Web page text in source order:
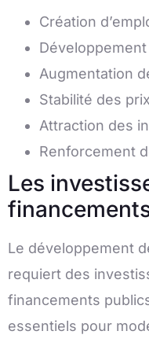
Création
Augmentation
Stabilité des
Attraction des
Renforcement
Les
Le développement
requiert des
financements
essentiels pour